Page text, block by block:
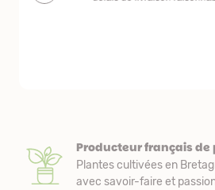
Producteur français de
Plantes cultivées en
avec savoir-faire et